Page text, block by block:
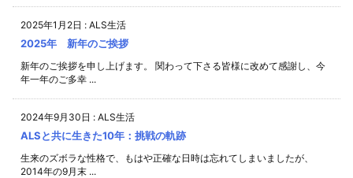
2025年1月2日 : ALS生活
2025年 新年のご挨拶
新年のご挨拶を申し上げます。 関わって下さる皆様に改めて感謝し、今
年一年のご多幸 ...
2024年9月30日 : ALS生活
ALSと共に生きた10年：挑戦の軌跡
生来のズボラな性格で、もはや正確な日時は忘れてしまいましたが、
2014年の9月末 ...